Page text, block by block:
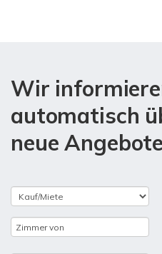
Wir
automatisch
neue Angebote